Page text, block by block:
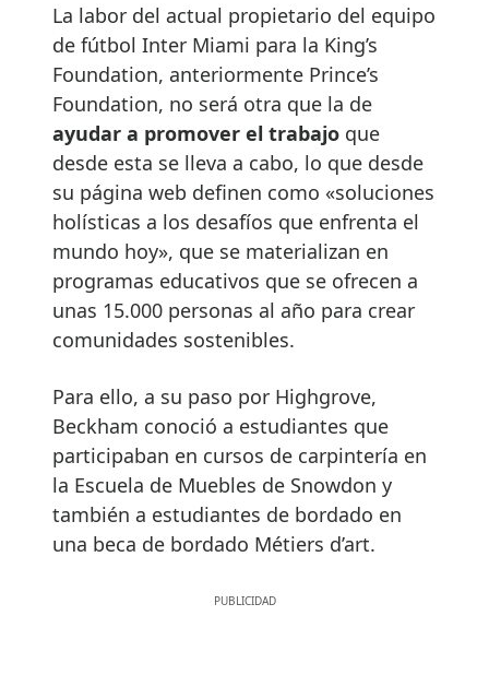
La labor del actual propietario del equipo
de fútbol Inter Miami para la King’s
Foundation, anteriormente Prince’s
Foundation, no será otra que la de
ayudar a promover el trabajo que
desde esta se lleva a cabo, lo que desde
su página web definen como «soluciones
holísticas a los desafíos que enfrenta el
mundo hoy», que se materializan en
programas educativos que se ofrecen a
unas 15.000 personas al año para crear
comunidades sostenibles.
Para ello, a su paso por Highgrove,
Beckham conoció a estudiantes que
participaban en cursos de carpintería en
la Escuela de Muebles de Snowdon y
también a estudiantes de bordado en
una beca de bordado Métiers d’art.